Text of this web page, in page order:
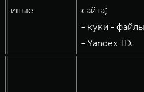
иные
сайта;
- куки -
- Yandex ID.